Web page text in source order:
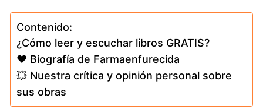
Contenido:
¿Cómo leer y escuchar libros GRATIS?
❤️ Biografía de Farmaenfurecida
💥 Nuestra crítica y opinión personal sobre
sus obras